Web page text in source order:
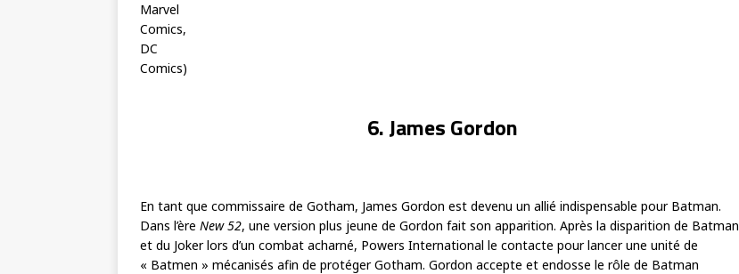
Marvel
Comics,
DC
Comics)
6. James Gordon
En tant que commissaire de Gotham, James Gordon est devenu un allié indispensable pour Batman.
Dans l’ère New 52, une version plus jeune de Gordon fait son apparition. Après la disparition de Batman
et du Joker lors d’un combat acharné, Powers International le contacte pour lancer une unité de
« Batmen » mécanisés afin de protéger Gotham. Gordon accepte et endosse le rôle de Batman